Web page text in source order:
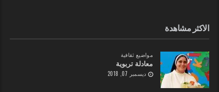
الاكثر مشاهدة
مواضيع ثقافية
معادلة تربوية
ديسمبر 07, 2018